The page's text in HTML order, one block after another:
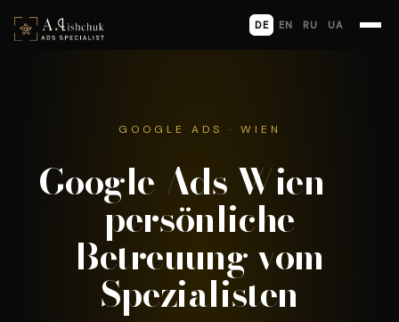
DE EN RU UA
GOOGLE ADS · WIEN
Google Ads Wien —
persönliche
Betreuung vom
Spezialisten